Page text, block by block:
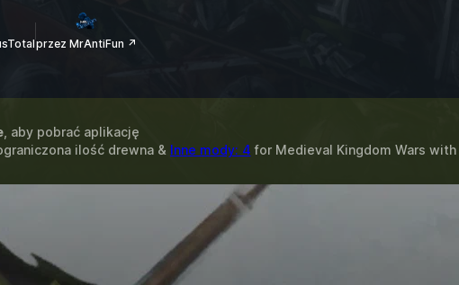
przez MrAntiFun ↗
, aby pobrać aplikację
ilość drewna & Inne mody: 4 for Medieval Kingdom Wars with